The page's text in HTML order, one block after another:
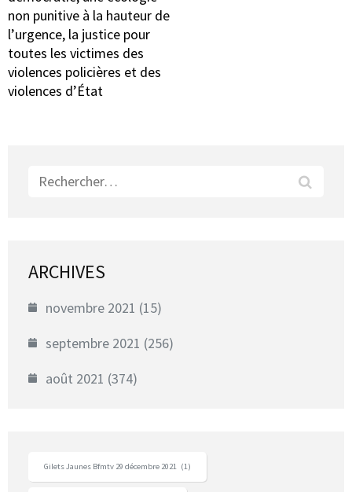
non punitive à la hauteur de
l’urgence, la justice pour
toutes les victimes des
violences policières et des
violences d’État
Rechercher :
ARCHIVES
novembre 2021 (15)
septembre 2021 (256)
août 2021 (374)
Gilets Jaunes Bfmtv 29 décembre 2021 (1)